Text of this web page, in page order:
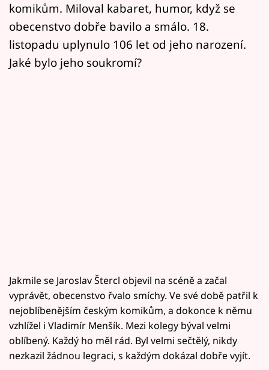
komikům. Miloval kabaret, humor, když se
obecenstvo dobře bavilo a smálo. 18.
listopadu uplynulo 106 let od jeho narození.
Jaké bylo jeho soukromí?
Jakmile se Jaroslav Štercl objevil na scéně a začal
vyprávět, obecenstvo řvalo smíchy. Ve své době patřil k
nejoblíbenějším českým komikům, a dokonce k němu
vzhlížel i Vladimír Menšík. Mezi kolegy býval velmi
oblíbený. Každý ho měl rád. Byl velmi sečtělý, nikdy
nezkazil žádnou legraci, s každým dokázal dobře vyjít.